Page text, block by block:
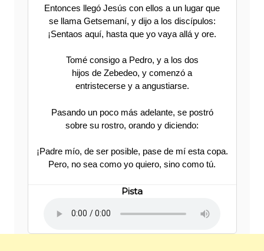
Entonces llegó Jesús con ellos a un lugar que
se llama Getsemaní, y dijo a los discípulos:
¡Sentaos aquí, hasta que yo vaya allá y ore.
Tomé consigo a Pedro, y a los dos
hijos de Zebedeo, y comenzó a
entristecerse y a angustiarse.
Pasando un poco más adelante, se postró
sobre su rostro, orando y diciendo:
¡Padre mío, de ser posible, pase de mí esta copa.
Pero, no sea como yo quiero, sino como tú.
Pista